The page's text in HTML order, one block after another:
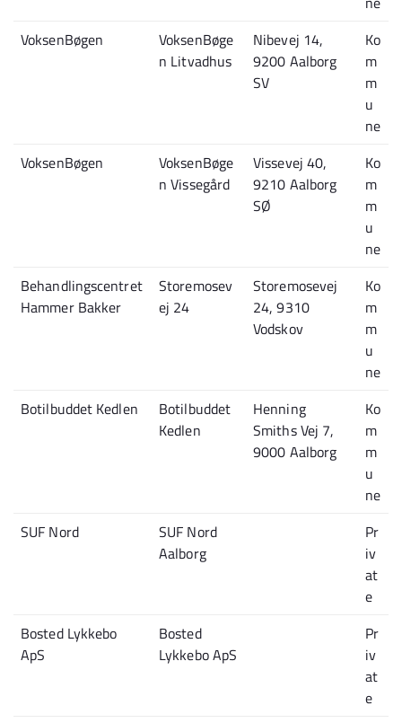
VoksenBøgen
VoksenBøge
n Litvadhus
Nibevej 14,
9200 Aalborg
SV
Ko
m
m
u
ne
VoksenBøgen
VoksenBøge
n Vissegård
Vissevej 40,
9210 Aalborg
SØ
Ko
m
m
u
ne
Behandlingscentret
Hammer Bakker
Storemosev
ej 24
Storemosevej
24, 9310
Vodskov
Ko
m
m
u
ne
Botilbuddet Kedlen
Botilbuddet
Kedlen
Henning
Smiths Vej 7,
9000 Aalborg
Ko
m
m
u
ne
SUF Nord
SUF Nord
Aalborg
Pr
iv
at
e
Bosted Lykkebo
ApS
Bosted
Lykkebo ApS
Pr
iv
at
e